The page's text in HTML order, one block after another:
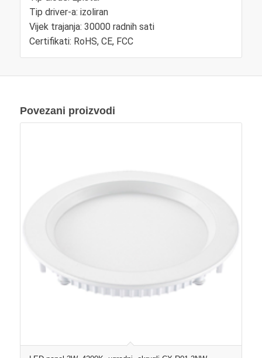
Tip driver-a: izoliran
Vijek trajanja: 30000 radnih sati
Certifikati: RoHS, CE, FCC
Povezani proizvodi